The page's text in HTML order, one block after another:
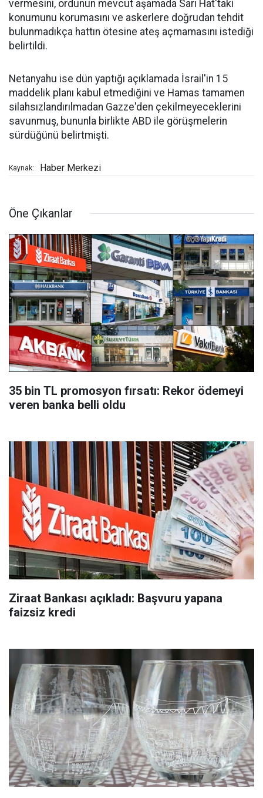
vermesini, ordunun mevcut aşamada Sarı Hat'taki
konumunu korumasını ve askerlere doğrudan tehdit
bulunmadıkça hattın ötesine ateş açmamasını istediği
belirtildi.
Netanyahu ise dün yaptığı açıklamada İsrail'in 15
maddelik planı kabul etmediğini ve Hamas tamamen
silahsızlandırılmadan Gazze'den çekilmeyeceklerini
savunmuş, bununla birlikte ABD ile görüşmelerin
sürdüğünü belirtmişti.
Kaynak: Haber Merkezi
Öne Çıkanlar
35 bin TL promosyon fırsatı: Rekor ödemeyi
veren banka belli oldu
Ziraat Bankası açıkladı: Başvuru yapana
faizsiz kredi